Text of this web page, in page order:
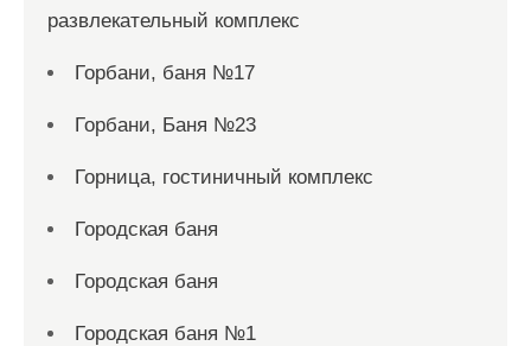
развлекательный комплекс
Горбани, баня №17
Горбани, Баня №23
Горница, гостиничный комплекс
Городская баня
Городская баня
Городская баня №1